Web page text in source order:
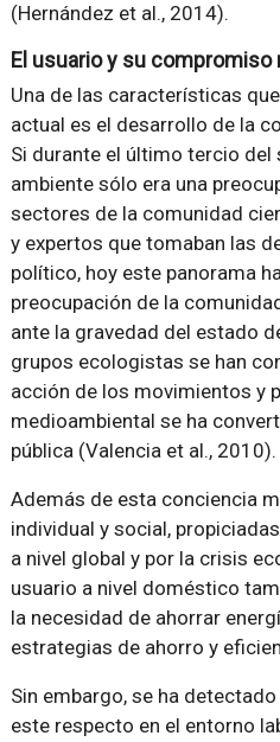
(Hernández et al., 2014).
El usuario y su compromiso
Una de las características
actual es el desarrollo de la
Si durante el último tercio del
ambiente sólo era una
sectores de la comunidad
y expertos que tomaban las
político, hoy este panorama
preocupación de la
ante la gravedad del estado
grupos ecologistas se han
acción de los movimientos y
medioambiental se ha
pública (Valencia et al., 2010).
Además de esta conciencia
individual y social,
a nivel global y por la crisis
usuario a nivel doméstico
la necesidad de ahorrar
estrategias de ahorro y
Sin embargo, se ha
este respecto en el entorno